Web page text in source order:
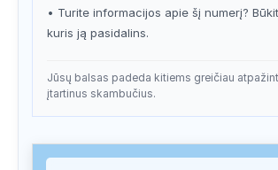
• Turite informacijos apie šį numerį?
kuris ją pasidalins.
Jūsų balsas padeda kitiems greičiau
įtartinus skambučius.